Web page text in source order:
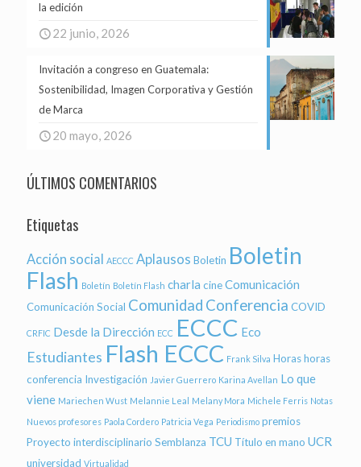
la edición
22 junio, 2026
Invitación a congreso en Guatemala:
Sostenibilidad, Imagen Corporativa y Gestión
de Marca
20 mayo, 2026
ÚLTIMOS COMENTARIOS
Etiquetas
Acción social AECCC Aplausos Boletin Boletin
Flash Boletín Boletín Flash charla cineComunicación
Comunicación Social Comunidad Conferencia COVID
CRFIC Desde la Dirección ECC ECCC Eco
Estudiantes Flash ECCC Frank Silva Horashoras
conferencia Investigación Javier Guerrero Karina Avellan Lo que
viene Mariechen Wust Melannie Leal Melany Mora Michele Ferris Notas
Nuevos profesores Paola Cordero Patricia Vega Periodismo premios
Proyecto interdisciplinario Semblanza TCU Título en mano UCR
universidad Virtualidad